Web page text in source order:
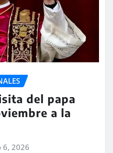
del papa
a la
6, 2026